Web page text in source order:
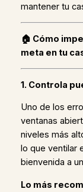
mantener tu
🏠 Cómo
meta en tu
1. Controla
Uno de los
ventanas
niveles más
lo que ventilar
bienvenida a
Lo más